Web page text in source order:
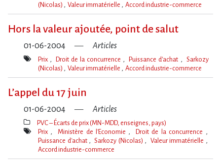
Mot(s)-
(Nicolas)
Valeur immatérielle Accord industrie-commerce
Hors la valeur ajoutée, point de salut
01-06-2004 Articles
Mot(s)-
Prix Droit de la concurrence Puissance d'achat
Sarkozy
(Nicolas)
Valeur immatérielle Accord industrie-commerce
L’appel du 17 juin
01-06-2004 Articles
Thèmes(s)
PVC – Écarts de prix (MN-MDD, enseignes, pays)
Mot(s)-
Prix Ministère de l'Economie
Droit de la concurrence
Puissance d'achat
Sarkozy (Nicolas)
Valeur immatérielle
Accord industrie-commerce